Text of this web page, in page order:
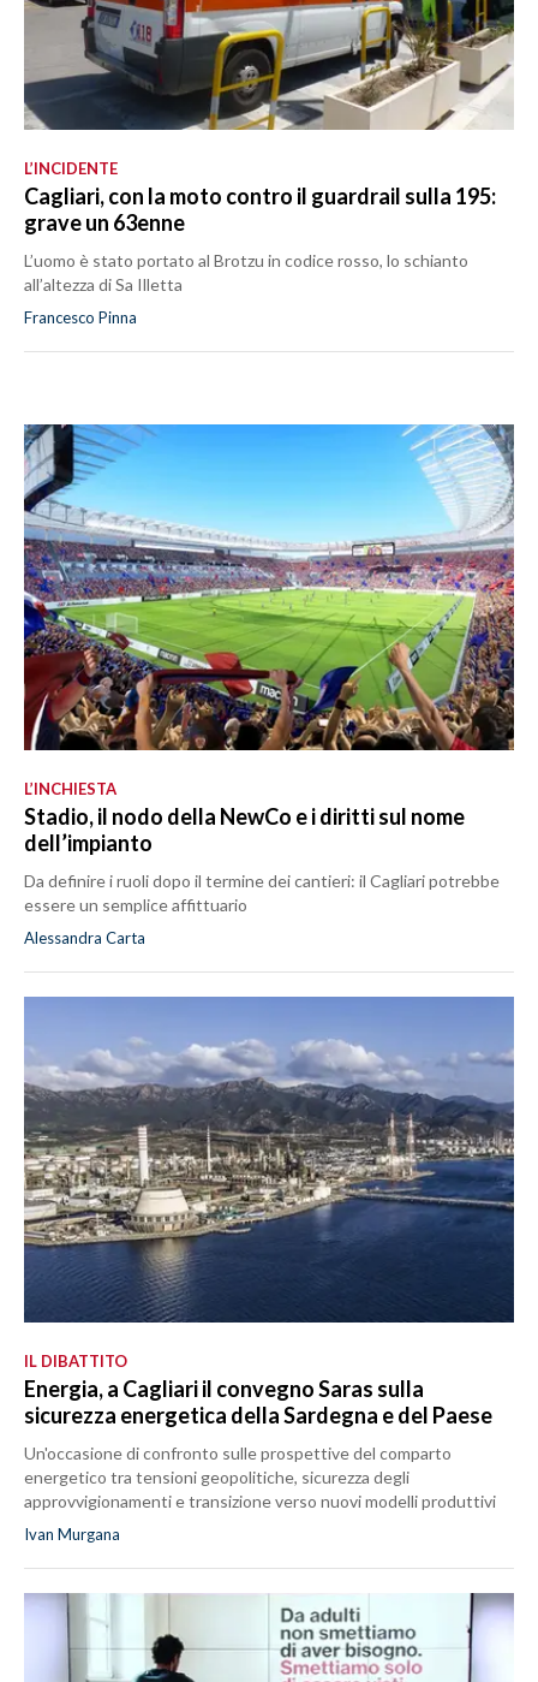
L’INCIDENTE
Cagliari, con la moto contro il guardrail sulla 195:
grave un 63enne
L’uomo è stato portato al Brotzu in codice rosso, lo schianto
all’altezza di Sa Illetta
Francesco Pinna
L’INCHIESTA
Stadio, il nodo della NewCo e i diritti sul nome
dell’impianto
Da definire i ruoli dopo il termine dei cantieri: il Cagliari potrebbe
essere un semplice affittuario
Alessandra Carta
IL DIBATTITO
Energia, a Cagliari il convegno Saras sulla
sicurezza energetica della Sardegna e del Paese
Un'occasione di confronto sulle prospettive del comparto
energetico tra tensioni geopolitiche, sicurezza degli
approvvigionamenti e transizione verso nuovi modelli produttivi
Ivan Murgana